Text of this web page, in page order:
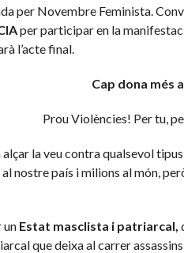
per Novembre Feminista.
per participar en la
l’acte final.
Cap dona més
Prou Violències! Per tu,
la veu contra qualsevol
al nostre país i milions al món,
un Estat masclista i patriarcal,
que deixa al carrer